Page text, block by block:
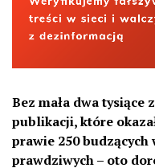
Bez mała dwa
publikacji, które
prawie 250
prawdziwych – oto